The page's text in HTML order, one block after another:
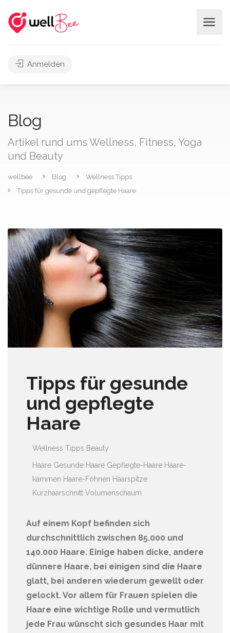
Anmelden
Blog
Artikel rund ums Wellness, Fitness, Yoga
und Beauty
wellbee Blog
Wellness Tipps
Tipps für gesunde und gepflegte Haare
Tipps für gesunde
und gepflegte
Haare
Wellness Tipps Beauty
Haare Gesunde Haare Gepflegte-Haare Haare-
kämmen Haare-Föhnen Haarspitze
Kurzhaarschnitt Volumenschaum
Auf einem Kopf befinden sich
durchschnittlich zwischen 85.000 und
140.000 Haare. Einige haben dicke, andere
dünnere Haare, bei einigen sind die Haare
glatt, bei anderen wiederum gewellt oder
gelockt. Vor allem für Frauen spielen die
Haare eine wichtige Rolle und vermutlich
jede Frau wünscht sich gesundes Haar mit